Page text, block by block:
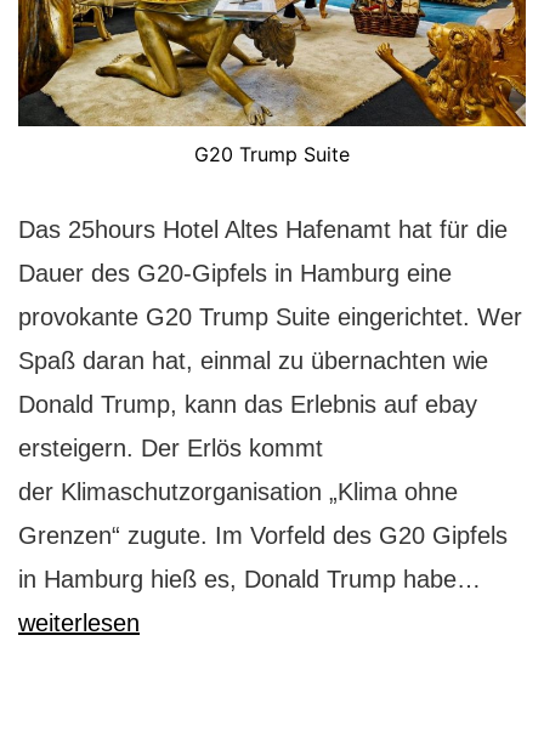
G20 Trump Suite
Das 25hours Hotel Altes Hafenamt hat für die
Dauer des G20-Gipfels in Hamburg eine
provokante G20 Trump Suite eingerichtet. Wer
Spaß daran hat, einmal zu übernachten wie
Donald Trump, kann das Erlebnis auf ebay
ersteigern. Der Erlös kommt
der Klimaschutzorganisation „Klima ohne
Grenzen“ zugute. Im Vorfeld des G20 Gipfels
in Hamburg hieß es, Donald Trump habe…
weiterlesen